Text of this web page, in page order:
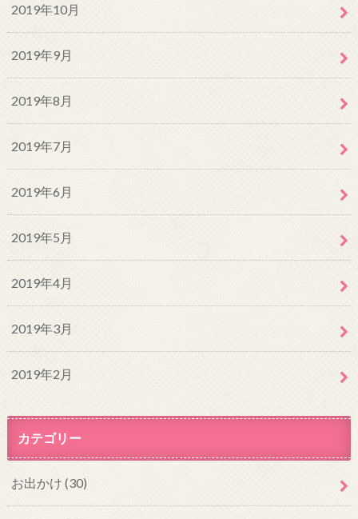
2019年10月
2019年9月
2019年8月
2019年7月
2019年6月
2019年5月
2019年4月
2019年3月
2019年2月
カテゴリー
お出かけ (30)